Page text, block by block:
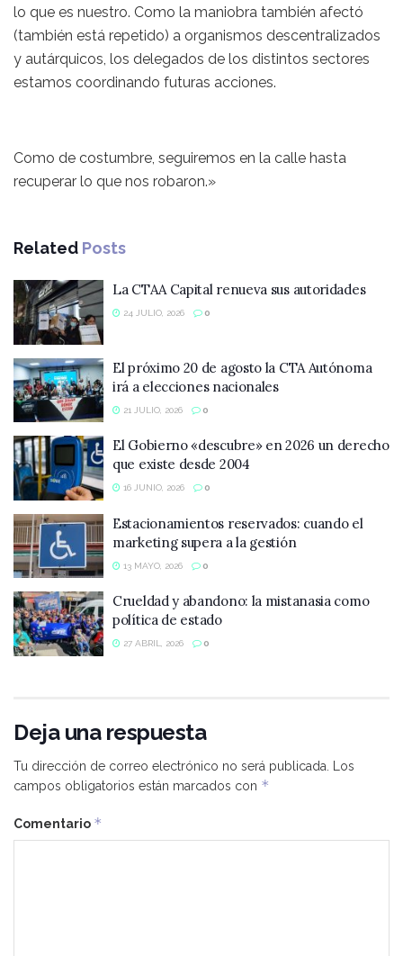
lo que es nuestro. Como la maniobra también afectó
(también está repetido) a organismos descentralizados
y autárquicos, los delegados de los distintos sectores
estamos coordinando futuras acciones.
Como de costumbre, seguiremos en la calle hasta
recuperar lo que nos robaron.»
Related Posts
La CTAA Capital renueva sus autoridades
24 JULIO, 2026 0
El próximo 20 de agosto la CTA Autónoma
irá a elecciones nacionales
21 JULIO, 2026 0
El Gobierno «descubre» en 2026 un derecho
que existe desde 2004
16 JUNIO, 2026 0
Estacionamientos reservados: cuando el
marketing supera a la gestión
13 MAYO, 2026 0
Crueldad y abandono: la mistanasia como
política de estado
27 ABRIL, 2026 0
Deja una respuesta
Tu dirección de correo electrónico no será publicada.
Los
campos obligatorios están marcados con *
Comentario *